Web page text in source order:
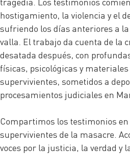
hostigamiento, la violencia y el
sufriendo los días anteriores a
valla. El trabajo da cuenta de la
desatada después, con
físicas, psicológicas y
supervivientes, sometidos a
procesamientos judiciales en
Compartimos los testimonios en
supervivientes de la masacre.
voces por la justicia, la verdad y